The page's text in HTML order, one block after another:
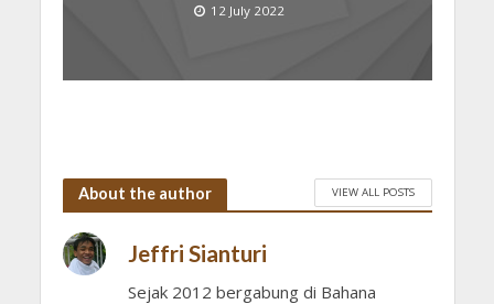
12 July 2022
About the author VIEW ALL POSTS
Jeffri Sianturi
Sejak 2012 bergabung di Bahana